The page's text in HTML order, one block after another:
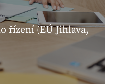
řízení (EÚ Jihlava,